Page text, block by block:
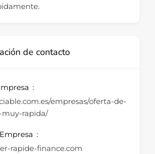
de contacto
empresas/oferta-de-
rapida/
rapide-finance.com